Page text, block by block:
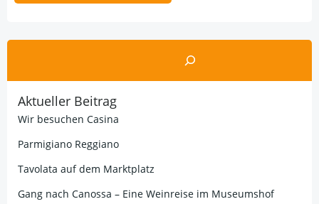
Suchen
Aktueller Beitrag
Wir besuchen Casina
Parmigiano Reggiano
Tavolata auf dem Marktplatz
Gang nach Canossa – Eine Weinreise im Museumshof